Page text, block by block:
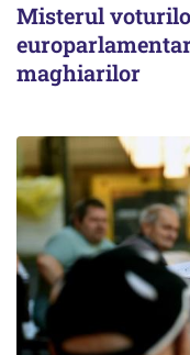
Misterul
maghiarilor